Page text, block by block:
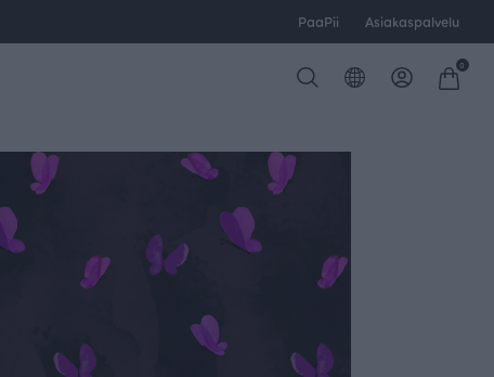
PaaPii Asiakaspalvelu
0